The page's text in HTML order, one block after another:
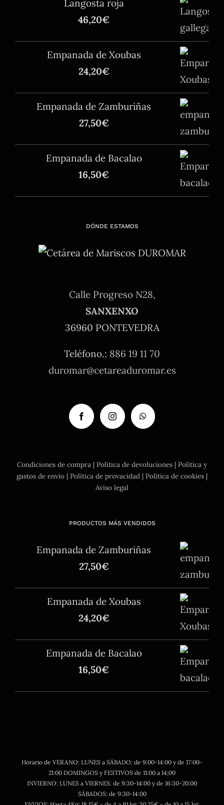
Langosta roja
46,20€
Empanada de Xoubas
24,20€
Empanada de Zamburiñas
27,50€
Empanada de Bacalao
16,50€
DÓNDE ESTAMOS
Calle Progreso N28,
SANXENXO
36960 PONTEVEDRA
Teléfono.: 886 19 11 70
duromar@cetareaduromar.es
Condiciones de compra | Política de devoluciones | Política y
gastos de envío | Política de provacidad | Política de cookies |
Aviso legal
PRODUCTOS MÁS VENDIDOS
Empanada de Zamburiñas
27,50€
Empanada de Xoubas
24,20€
Empanada de Bacalao
16,50€
Horario de VERANO: LUNES a SÁBADO: de 9:00-14:00 y de 17:00-
21:00 DOMINGOS y FESTIVOS de 11:00 a 14;00
INVIERNO: LUNES a VIERNES: de 9:30-14:00 y de 16:30-20:00
SÁBADOS: de 9:30-14:00